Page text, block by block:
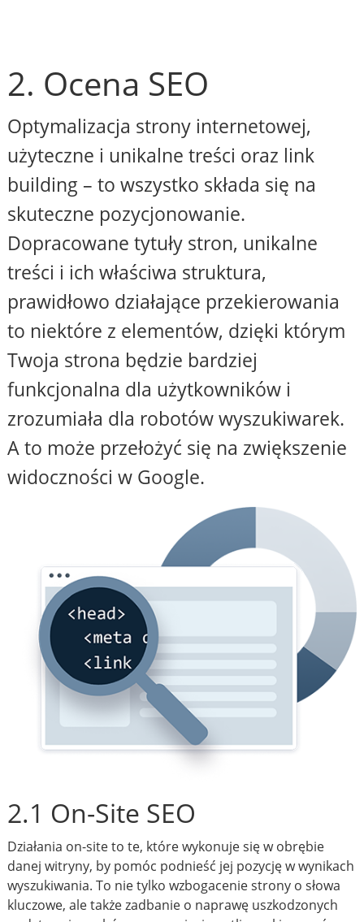
2. Ocena SEO
Optymalizacja strony internetowej,
użyteczne i unikalne treści oraz link
building – to wszystko składa się na
skuteczne pozycjonowanie.
Dopracowane tytuły stron, unikalne
treści i ich właściwa struktura,
prawidłowo działające przekierowania
to niektóre z elementów, dzięki którym
Twoja strona będzie bardziej
funkcjonalna dla użytkowników i
zrozumiała dla robotów wyszukiwarek.
A to może przełożyć się na zwiększenie
widoczności w Google.
2.1 On-Site SEO
Działania on-site to te, które wykonuje się w obrębie
danej witryny, by pomóc podnieść jej pozycję w wynikach
wyszukiwania. To nie tylko wzbogacenie strony o słowa
kluczowe, ale także zadbanie o naprawę uszkodzonych